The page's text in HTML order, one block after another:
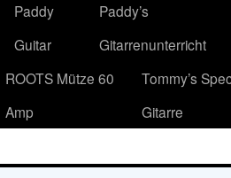
Paddy
Guitar
Paddy’s
Gitarrenunterricht
ROOTS Mütze 60
Amp
Tommy’s
Gitarre